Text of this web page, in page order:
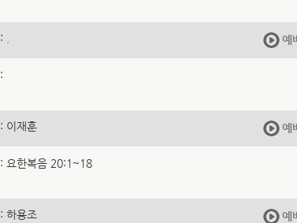
: . 예
:
: 이재훈 예
: 요한복음 20:1~18
: 하용조 예